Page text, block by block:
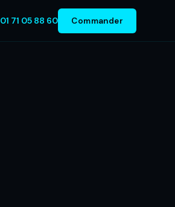
01 71 05 88 60 Commander